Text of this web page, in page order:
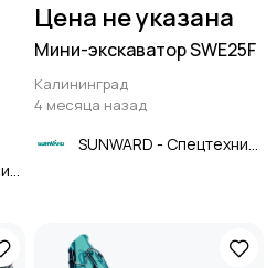
Цена не указана
Мини-экскаватор SWE25F
Калининград
4 месяца назад